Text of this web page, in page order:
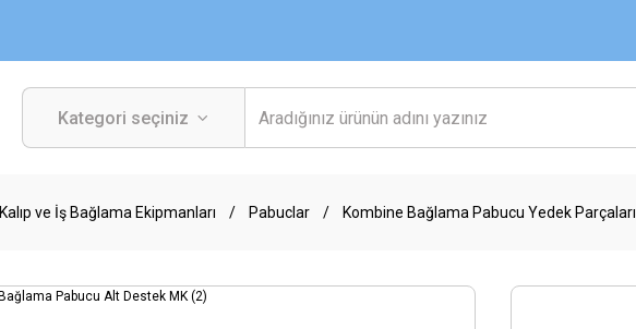
Kalıp ve İş Bağlama Ekipmanları Pabuclar Kombine Bağlama Pabucu Yedek Parçaları